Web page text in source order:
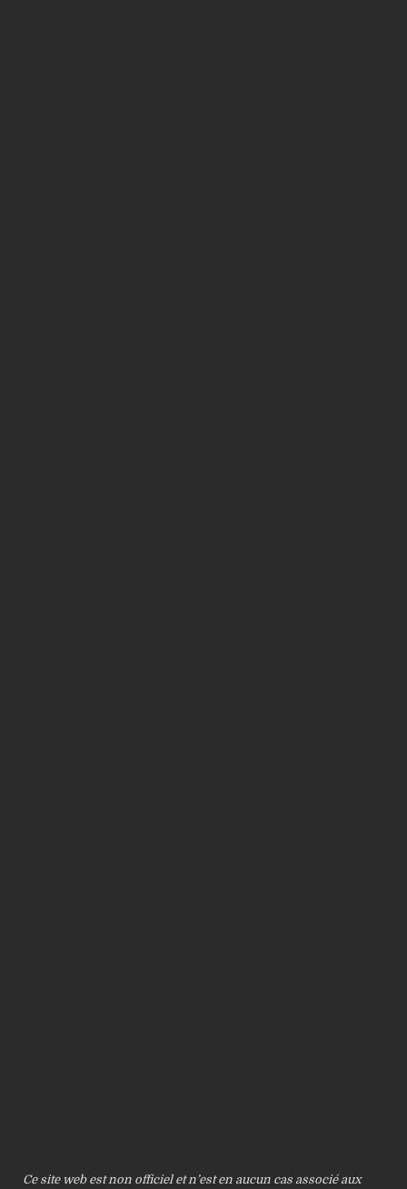
Ce site web est non officiel et n’est en aucun cas associé aux